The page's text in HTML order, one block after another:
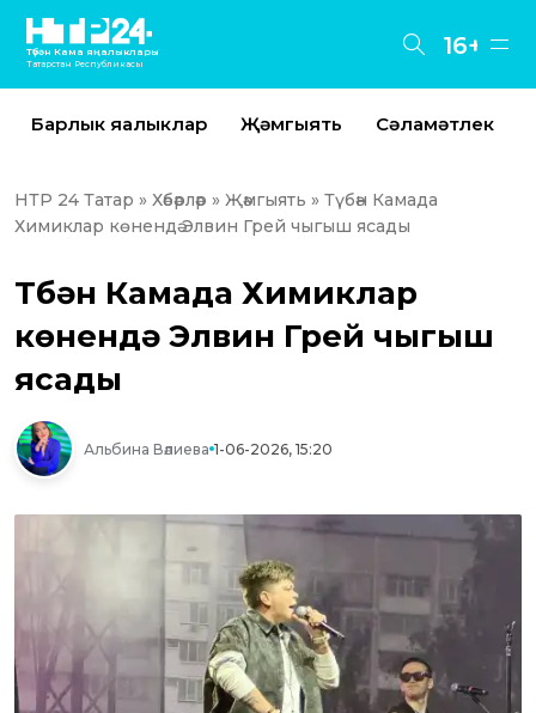
Түбән Кама яңалыклары
Татарстан Республикасы
16+
Барлык яңалыклар Җәмгыять Сәламәтлек
НТР 24 Татар » Хәбәрләр » Җәмгыять » Түбән Камада
Химиклар көнендә Элвин Грей чыгыш ясады
Түбән Камада Химиклар
көнендә Элвин Грей чыгыш
ясады
Альбина Вәлиева 1-06-2026, 15:20